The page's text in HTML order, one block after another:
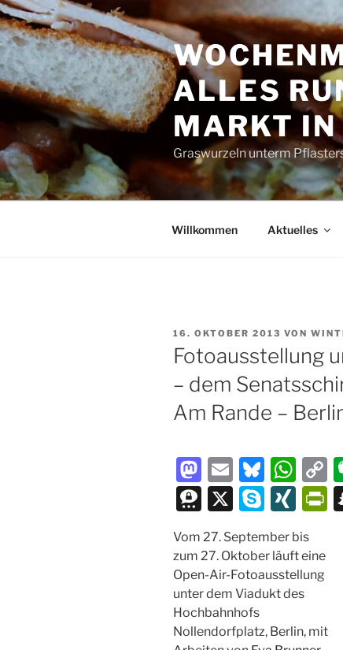
Zum
Inhalt
springen
ALLES
MARKT IN
Graswurzeln unterm
Willkommen Aktuelles
VERÖFFENTLICHT
AM
16. OKTOBER 2013 VON
Fotoausstellung
– dem
Am Rande –
M
a
st
o
d
o
n
E
m
ai
l
Bl
u
e
s
k
y
W
h
at
s
A
p
p
o
p
k
T
hr
e
e
m
a
X
S
k
y
p
e
XI
N
G
n
Vom 27. September bis
zum 27. Oktober läuft eine
Open-Air-Fotoausstellung
unter dem Viadukt des
Hochbahnhofs
Nollendorfplatz, Berlin, mit